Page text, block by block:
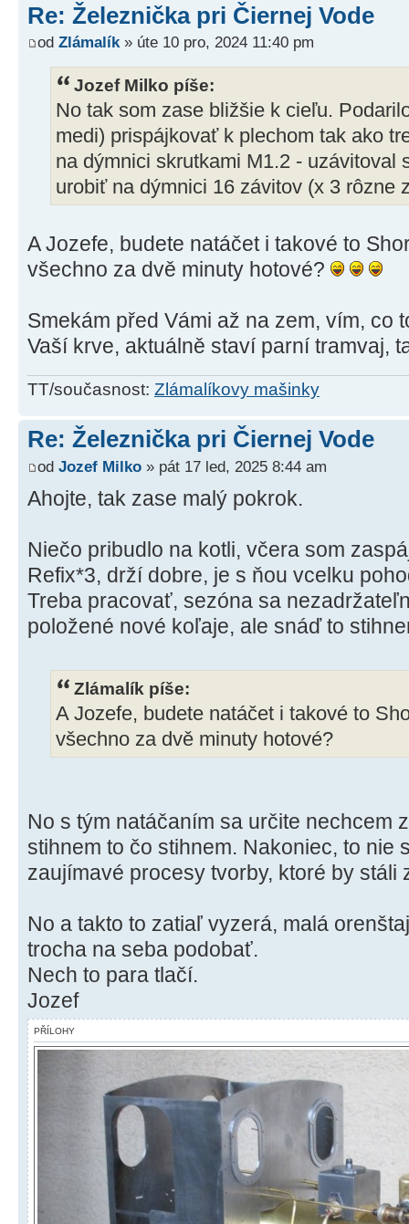
Re: Železnička pri Čiernej Vode
od Zlámalík» úte 10 pro, 2024 11:40 pm
Jozef Milko píše:
No tak som zase bližšie k cieľu.
medi) prispájkovať k plechom tak ako
na dýmnici skrutkami M1.2 - uzávitoval
urobiť na dýmnici 16 závitov (x 3 rôzne
A Jozefe, budete natáčet i takové to
všechno za dvě minuty hotové?
Smekám před Vámi až na zem, vím, co
Vaší krve, aktuálně staví parní tramvaj,
TT/současnost: Zlámalíkovy mašinky
Re: Železnička pri Čiernej Vode
od Jozef Milko » pát 17 led, 2025 8:44 am
Ahojte, tak zase malý pokrok.
Niečo pribudlo na kotli, včera som
Refix*3, drží dobre, je s ňou vcelku
Treba pracovať, sezóna sa
položené nové koľaje, ale snáď to
Zlámalík píše:
A Jozefe, budete natáčet i takové to
všechno za dvě minuty hotové?
No s tým natáčaním sa určite nechcem
stihnem to čo stihnem. Nakoniec, to nie
zaujímavé procesy tvorby, ktoré by stáli
No a takto to zatiaľ vyzerá, malá
trocha na seba podobať.
Nech to para tlačí.
Jozef
PŘÍLOHY